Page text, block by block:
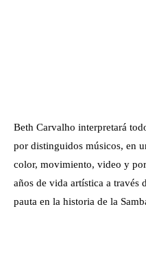
Beth Carvalho interpretará
por distinguidos músicos, en
color, movimiento, video y
años de vida artística a través
pauta en la historia de la